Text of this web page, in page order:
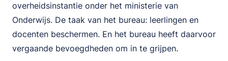
overheidsinstantie onder het ministerie van
Onderwijs. De taak van het bureau: leerlingen en
docenten beschermen. En het bureau heeft daarvoor
vergaande bevoegdheden om in te grijpen.